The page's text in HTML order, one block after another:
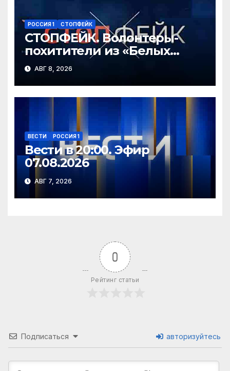
РОССИЯ 1 СТОПФЕЙК
СТОПФЕЙК. Волонтеры-
похитители из «Белых
ангелов» силой заставляют
мирных жителей покидать
свои дома
АВГ 8, 2026
ВЕСТИ РОССИЯ 1
Вести в 20:00. Эфир
07.08.2026
АВГ 7, 2026
0
Рейтинг статьи
Подписаться авторизуйтесь